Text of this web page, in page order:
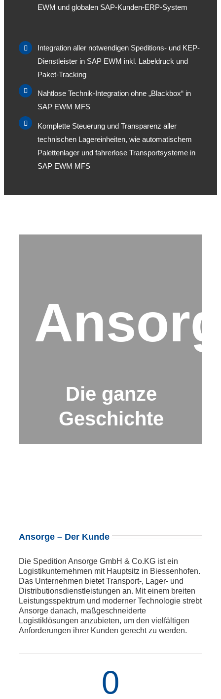
EWM und globalen SAP-Kunden-ERP-System
Integration aller notwendigen Speditions- und KEP-
Dienstleister in SAP EWM inkl. Labeldruck und
Paket-Tracking
Nahtlose Technik-Integration ohne „Blackbox“ in
SAP EWM MFS
Komplette Steuerung und Transparenz aller
technischen Lagereinheiten, wie automatischem
Palettenlager und fahrerlose Transportsysteme in
SAP EWM MFS
Die ganze
Geschichte
Ansorge – Der Kunde
Die Spedition Ansorge GmbH & Co.KG ist ein
Logistikunternehmen mit Hauptsitz in Biessenhofen.
Das Unternehmen bietet Transport-, Lager- und
Distributionsdienstleistungen an. Mit einem breiten
Leistungsspektrum und moderner Technologie strebt
Ansorge danach, maßgeschneiderte
Logistiklösungen anzubieten, um den vielfältigen
Anforderungen ihrer Kunden gerecht zu werden.
0